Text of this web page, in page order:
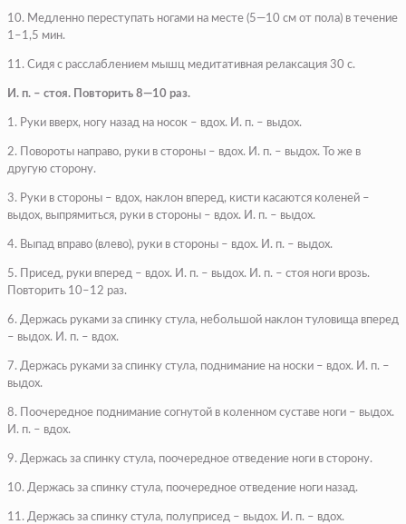
10. Медленно переступать ногами на месте (5—10 см от пола) в течение
1–1,5 мин.
11. Сидя с расслаблением мышц медитативная релаксация 30 с.
И. п. – стоя. Повторить 8—10 раз.
1. Руки вверх, ногу назад на носок – вдох. И. п. – выдох.
2. Повороты направо, руки в стороны – вдох. И. п. – выдох. То же в
другую сторону.
3. Руки в стороны – вдох, наклон вперед, кисти касаются коленей –
выдох, выпрямиться, руки в стороны – вдох. И. п. – выдох.
4. Выпад вправо (влево), руки в стороны – вдох. И. п. – выдох.
5. Присед, руки вперед – вдох. И. п. – выдох. И. п. – стоя ноги врозь.
Повторить 10–12 раз.
6. Держась руками за спинку стула, небольшой наклон туловища вперед
– выдох. И. п. – вдох.
7. Держась руками за спинку стула, поднимание на носки – вдох. И. п. –
выдох.
8. Поочередное поднимание согнутой в коленном суставе ноги – выдох.
И. п. – вдох.
9. Держась за спинку стула, поочередное отведение ноги в сторону.
10. Держась за спинку стула, поочередное отведение ноги назад.
11. Держась за спинку стула, полуприсед – выдох. И. п. – вдох.